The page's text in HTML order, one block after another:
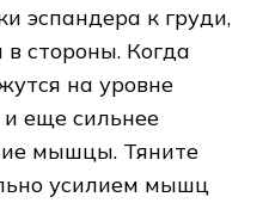
эспандера к груди,
стороны. Когда
на уровне
и еще сильнее
мышцы. Тяните
усилием мышц